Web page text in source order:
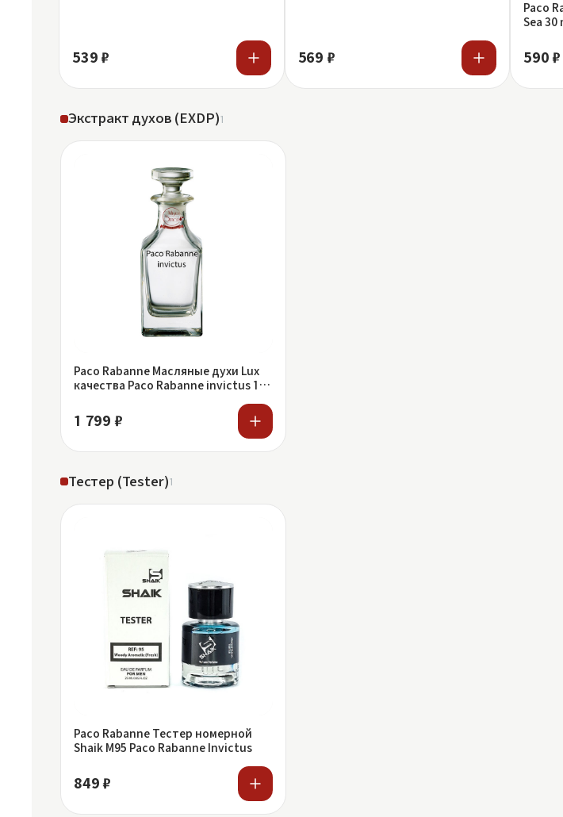
539 ₽ 569 ₽
Paco
Sea 30
590 ₽
Экстракт духов (EXDP)1
Paco Rabanne Масляные духи Lux
качества Paco Rabanne invictus 100
1 799 ₽
Тестер (Tester)1
Paco Rabanne Тестер номерной
Shaik M95 Paco Rabanne Invictus
849 ₽